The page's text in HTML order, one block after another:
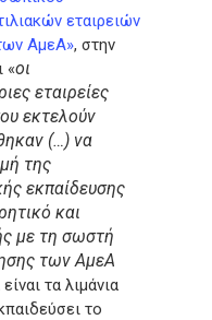
εταιρειών
ΑμεΑ», στην
«οι
εταιρείες
εκτελούν
(…) να
της
εκπαίδευσης
και
με τη σωστή
των ΑμεΑ
τα λιμάνια
το